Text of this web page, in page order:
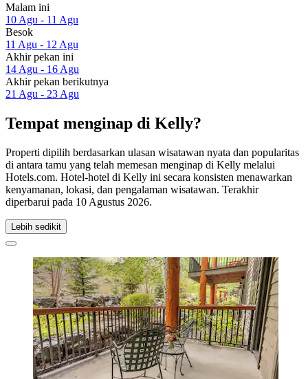
Malam ini
10 Agu - 11 Agu
Besok
11 Agu - 12 Agu
Akhir pekan ini
14 Agu - 16 Agu
Akhir pekan berikutnya
21 Agu - 23 Agu
Tempat menginap di Kelly?
Properti dipilih berdasarkan ulasan wisatawan nyata dan popularitas
di antara tamu yang telah memesan menginap di Kelly melalui
Hotels.com. Hotel-hotel di Kelly ini secara konsisten menawarkan
kenyamanan, lokasi, dan pengalaman wisatawan. Terakhir
diperbarui pada 10 Agustus 2026.
Lebih sedikit